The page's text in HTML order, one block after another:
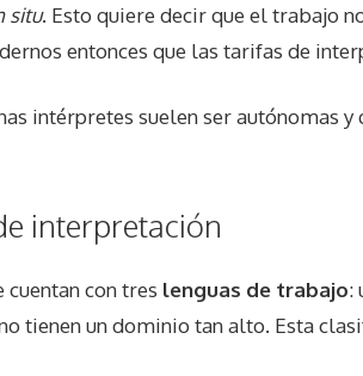
situ. Esto quiere decir que el trabajo
entonces que las tarifas de
intérpretes suelen ser autónomas
interpretación
con tres lenguas de trabajo:
tienen un dominio tan alto. Esta